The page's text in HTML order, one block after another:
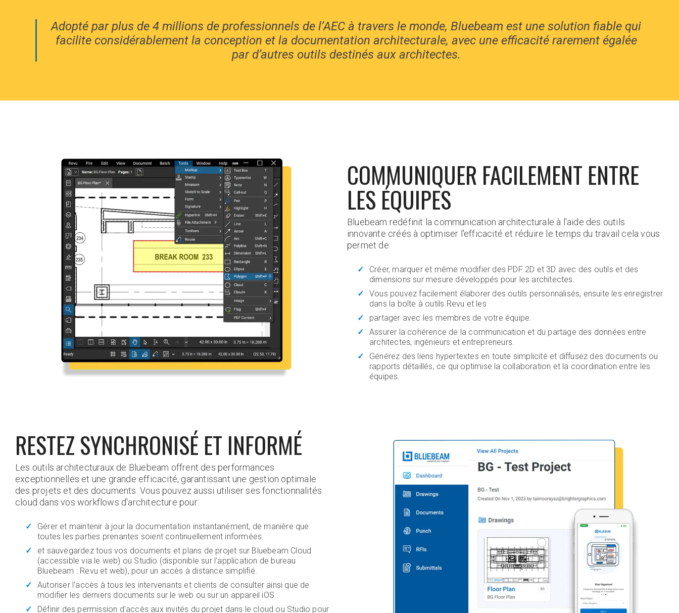
Adopté par plus de 4 millions de professionnels de l’AEC à travers le monde, Bluebeam est une solution fiable qui
facilite considérablement la conception et la documentation architecturale, avec une efficacité rarement égalée
par d’autres outils destinés aux architectes.
COMMUNIQUER FACILEMENT ENTRE
LES ÉQUIPES
Bluebeam redéfinit la communication architecturale à l'aide des outils
innovante créés à optimiser l'efficacité et réduire le temps du travail cela vous
permet de:
Créer, marquer et même modifier des PDF 2D et 3D avec des outils et des
dimensions sur mesure développés pour les architectes.
Vous pouvez facilement élaborer des outils personnalisés, ensuite les enregistrer
dans la boîte à outils Revu et les
partager avec les membres de votre équipe.
Assurer la cohérence de la communication et du partage des données entre
architectes, ingénieurs et entrepreneurs.
Générez des liens hypertextes en toute simplicité et diffusez des documents ou
rapports détaillés, ce qui optimise la collaboration et la coordination entre les
équipes.
RESTEZ SYNCHRONISÉ ET INFORMÉ
Les outils architecturaux de Bluebeam offrent des performances
exceptionnelles et une grande efficacité, garantissant une gestion optimale
des projets et des documents. Vous pouvez aussi utiliser ses fonctionnalités
cloud dans vos workflows d'architecture pour:
Gérer et maintenir à jour la documentation instantanément, de manière que
toutes les parties prenantes soient continuellement informées.
et sauvegardez tous vos documents et plans de projet sur Bluebeam Cloud
(accessible via le web) ou Studio (disponible sur l’application de bureau
Bluebeam : Revu et web), pour un accès à distance simplifié.
Autoriser l'accès à tous les intervenants et clients de consulter ainsi que de
modifier les derniers documents sur le web ou sur un appareil iOS .
Définir des permission d'accès aux invités du projet dans le cloud ou Studio pour